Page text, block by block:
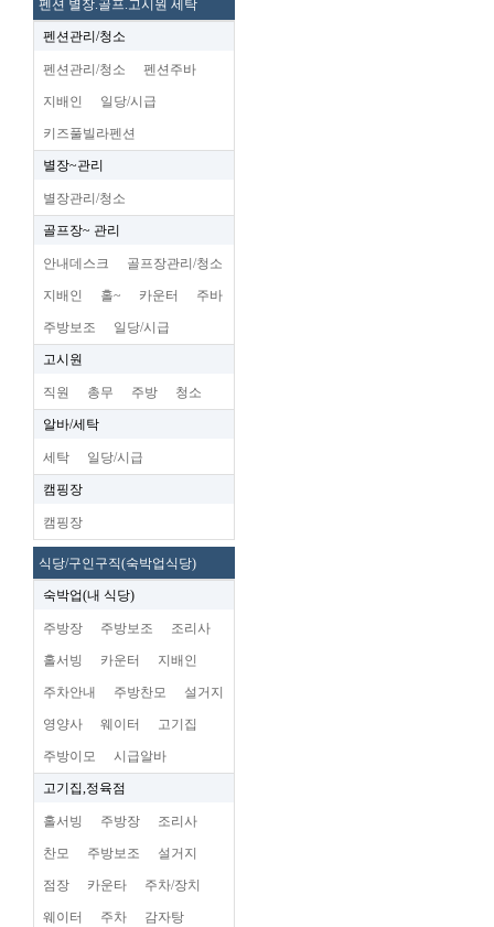
펜션 별장.골프.고시원 세탁
펜션관리/청소
펜션관리/청소 펜션주바
지배인 일당/시급
키즈풀빌라펜션
별장~관리
별장관리/청소
골프장~ 관리
안내데스크 골프장관리/청소
지배인 홀~ 카운터 주바
주방보조 일당/시급
고시원
직원 총무 주방 청소
알바/세탁
세탁 일당/시급
캠핑장
캠핑장
식당/구인구직(숙박업식당)
숙박업(내 식당)
주방장 주방보조 조리사
홀서빙 카운터 지배인
주차안내 주방찬모 설거지
영양사 웨이터 고기집
주방이모 시급알바
고기집,정육점
홀서빙 주방장 조리사
찬모 주방보조 설거지
점장 카운타 주차/장치
웨이터 주차 감자탕